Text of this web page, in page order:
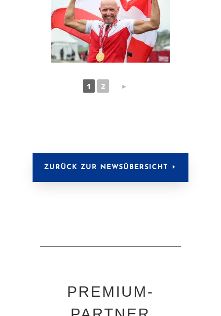
Aktuelle Seite,
1 2 ►
ZURÜCK ZUR NEWSÜBERSICHT
PREMIUM-